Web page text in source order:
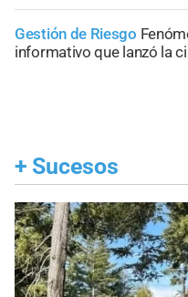
Gestión de Riesgo
informativo que lanzó la
+ Sucesos